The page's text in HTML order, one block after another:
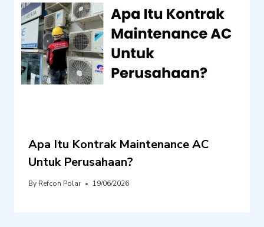
Apa Itu Kontrak Maintenance AC
Untuk Perusahaan?
By Refcon Polar 19/06/2026